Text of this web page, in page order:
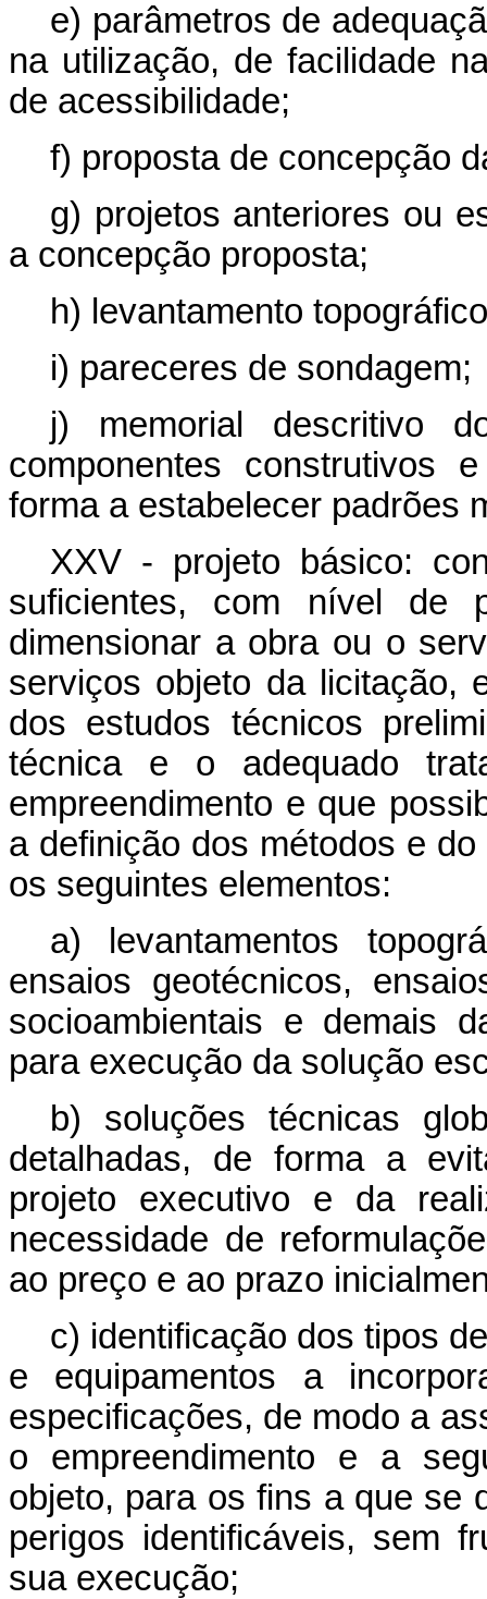
e) parâmetros de
na utilização, de facilidade
de acessibilidade;
f) proposta de concepção
g) projetos anteriores ou
a concepção proposta;
h) levantamento
i) pareceres de sondagem;
j) memorial descritivo
componentes construtivos
forma a estabelecer padrões
XXV - projeto básico:
suficientes, com nível de
dimensionar a obra ou o
serviços objeto da licitação,
dos estudos técnicos
técnica e o adequado
empreendimento e que
a definição dos métodos e
os seguintes elementos:
a) levantamentos
ensaios geotécnicos,
socioambientais e demais
para execução da solução
b) soluções técnicas
detalhadas, de forma a
projeto executivo e da
necessidade de
ao preço e ao prazo
c) identificação dos tipos
e equipamentos a
especificações, de modo a
o empreendimento e a
objeto, para os fins a que se
perigos identificáveis, sem
sua execução;